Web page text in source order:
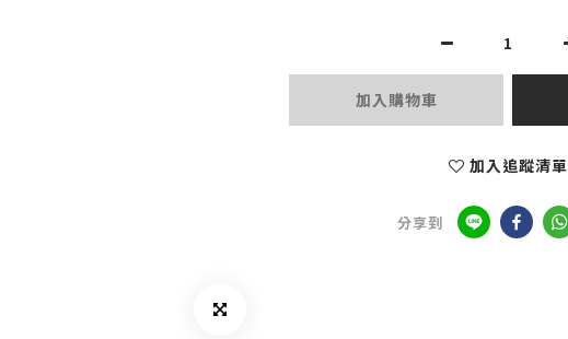
加入購物車
加入追蹤清單
分享到